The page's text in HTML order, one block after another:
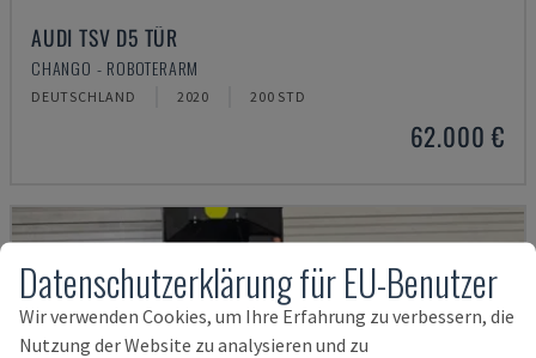
AUDI TSV D5 TÜR
CHANGO - ROBOTERARM
DEUTSCHLAND 2020 200 STD
62.000 €
Datenschutzerklärung für EU-Benutzer
Wir verwenden Cookies, um Ihre Erfahrung zu verbessern, die
Nutzung der Website zu analysieren und zu